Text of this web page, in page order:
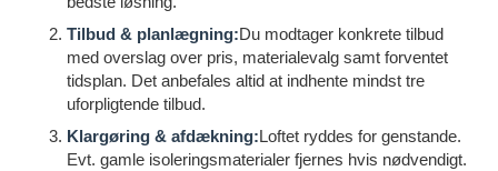
Tilbud & planlægning:Du modtager konkrete tilbud
med overslag over pris, materialevalg samt forventet
tidsplan. Det anbefales altid at indhente mindst tre
uforpligtende tilbud.
Klargøring & afdækning:Loftet ryddes for genstande.
Evt. gamle isoleringsmaterialer fjernes hvis nødvendigt.